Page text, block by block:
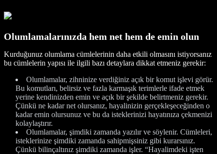
Olumlamalarınızda hem net hem de emin olun
Kurduğunuz olumlama cümlelerinin daha etkili olmasını istiyorsanız
bu cümlelerin yapısı ile ilgili bazı detaylara dikkat etmeniz gerekir:
Olumlamalar, zihninize verdiğiniz açık bir komut işlevi görür.
Bu komutları, belirsiz ve fazla karmaşık terimlerle ifade etmek
yerine kendinizden emin ve açık bir şekilde belirtmeniz gerekir.
Çünkü ne kadar net olursanız, hayalinizin gerçekleşeceğinden o
kadar emin olursunuz ve bu da isteklerinizi hayatınıza çekmenizi
kolaylaştırır.
Olumlamalar, şimdiki zamanda yazılır ve söylenir. Cümleleri,
isteklerinize şimdiki zamanda sahipmişsiniz gibi kurarsınız.
Çünkü bilinçaltınız şimdiki zamanda işler. “Hayalimdeki işten